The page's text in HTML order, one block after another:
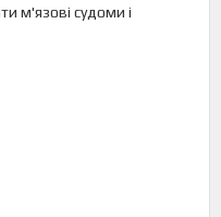
м'язові судоми і